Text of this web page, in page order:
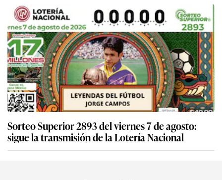
Sorteo Superior 2893 del viernes 7 de agosto:
sigue la transmisión de la Lotería Nacional